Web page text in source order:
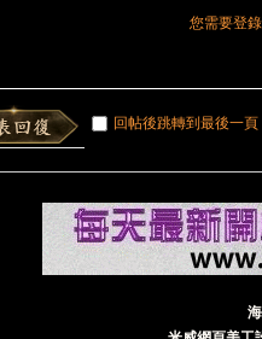
您需要登
回帖後跳轉到最後一頁